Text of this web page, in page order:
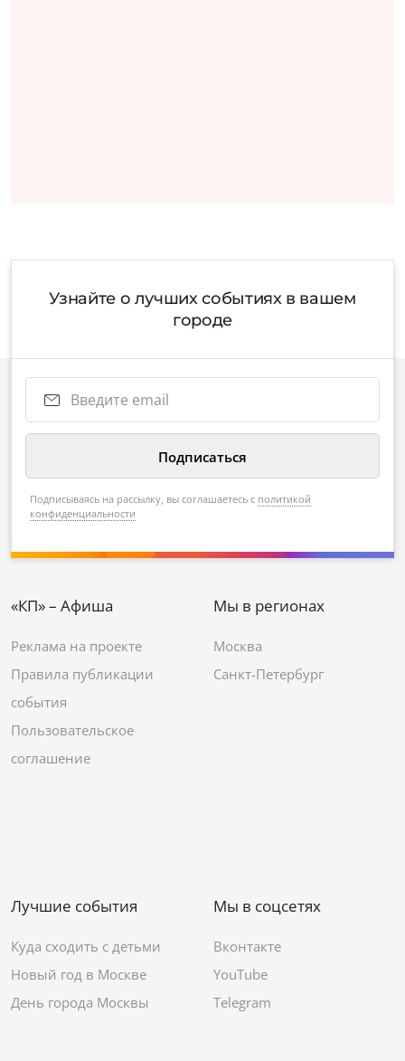
Узнайте о лучших событиях в вашем
городе
Подписываясь на рассылку, вы соглашаетесь с политикой
конфиденциальности
«КП» – Афиша
Реклама на проекте
Правила публикации
события
Пользовательское
соглашение
Мы в регионах
Москва
Санкт-Петербург
Лучшие события
Куда сходить с детьми
Новый год в Москве
День города Москвы
Мы в соцсетях
Вконтакте
YouTube
Telegram